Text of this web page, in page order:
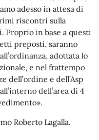
adesso in attesa di
riscontri sulla
Proprio in base a questi
preposti, saranno
adottata lo
e nel frattempo
e dell’Asp
dell’area di 4
Roberto Lagalla.